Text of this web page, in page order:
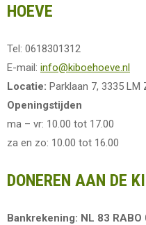
HOEVE
Tel: 0618301312
E-mail: info@kiboehoeve.nl
Locatie: Parklaan 7, 3335 LM
Openingstijden
ma – vr: 10.00 tot 17.00
za en zo: 10.00 tot 16.00
DONEREN AAN DE
Bankrekening: NL 83